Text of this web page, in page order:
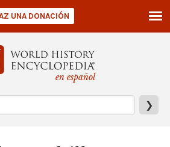
en español
❯
UNA DONACIÓN